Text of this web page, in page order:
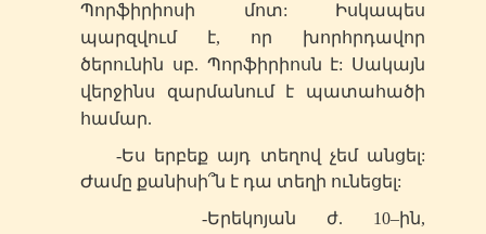
Պորֆիրիոսի մոտ: Իսկապես
պարզվում է, որ խորհրդավոր
ծերունին սբ. Պորֆիրիոսն է: Սակայն
վերջինս զարմանում է պատահածի
համար.
-Ես երբեք այդ տեղով չեմ անցել:
Ժամը քանիսի՞ն է դա տեղի ունեցել:
-Երեկոյան ժ. 10–ին,